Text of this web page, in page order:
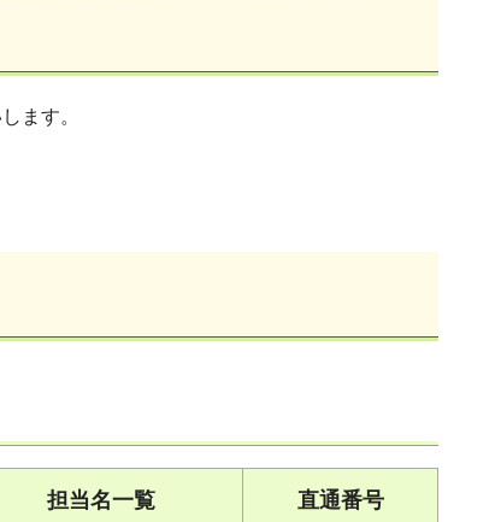
ます。
担当名一覧 直通番号